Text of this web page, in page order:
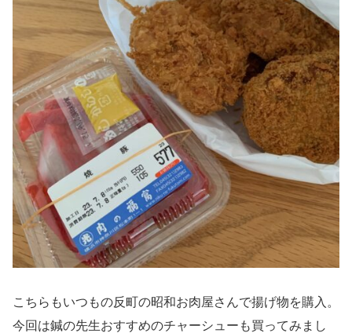
こちらもいつもの反町の昭和お肉屋さんで揚げ物を購入。
今回は鍼の先生おすすめのチャーシューも買ってみまし